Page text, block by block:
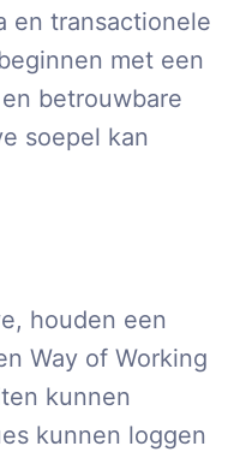
en transactionele
met een
betrouwbare
soepel kan
houden een
Way of Working
kunnen
kunnen loggen